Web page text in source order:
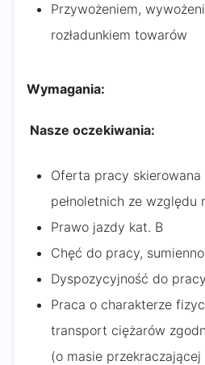
Przywożeniem,
rozładunkiem towarów
Wymagania:
Nasze oczekiwania:
Oferta pracy skierowana
pełnoletnich ze względu
Prawo jazdy kat. B
Chęć do pracy,
Dyspozycyjność do
Praca o charakterze
transport ciężarów
(o masie przekraczającej